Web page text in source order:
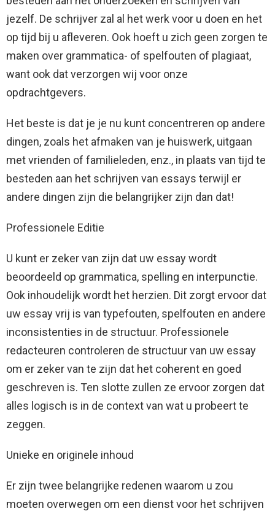
jezelf. De schrijver zal al het werk voor u doen en het
op tijd bij u afleveren. Ook hoeft u zich geen zorgen te
maken over grammatica- of spelfouten of plagiaat,
want ook dat verzorgen wij voor onze
opdrachtgevers.
Het beste is dat je je nu kunt concentreren op andere
dingen, zoals het afmaken van je huiswerk, uitgaan
met vrienden of familieleden, enz., in plaats van tijd te
besteden aan het schrijven van essays terwijl er
andere dingen zijn die belangrijker zijn dan dat!
Professionele Editie
U kunt er zeker van zijn dat uw essay wordt
beoordeeld op grammatica, spelling en interpunctie.
Ook inhoudelijk wordt het herzien. Dit zorgt ervoor dat
uw essay vrij is van typefouten, spelfouten en andere
inconsistenties in de structuur. Professionele
redacteuren controleren de structuur van uw essay
om er zeker van te zijn dat het coherent en goed
geschreven is. Ten slotte zullen ze ervoor zorgen dat
alles logisch is in de context van wat u probeert te
zeggen.
Unieke en originele inhoud
Er zijn twee belangrijke redenen waarom u zou
moeten overwegen om een ​​dienst voor het schrijven